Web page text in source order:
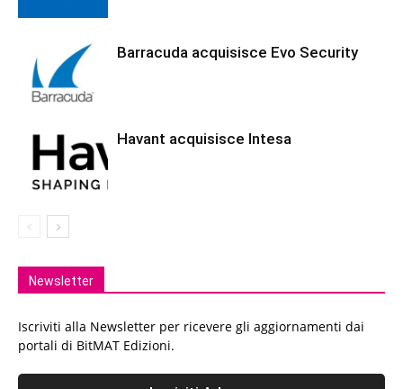
Barracuda acquisisce Evo Security
Havant acquisisce Intesa
Newsletter
Iscriviti alla Newsletter per ricevere gli aggiornamenti dai
portali di BitMAT Edizioni.